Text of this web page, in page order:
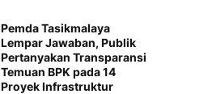
Pemda Tasikmalaya
Lempar Jawaban, Publik
Pertanyakan Transparansi
Temuan BPK pada 14
Proyek Infrastruktur